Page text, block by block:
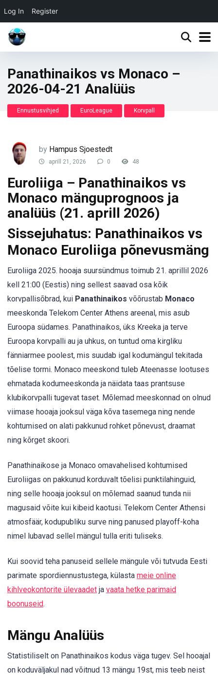
Log In Register
Panathinaikos vs Monaco –
2026-04-21 Analüüs
Ennustusvihjed EuroLeague Korvpall
by Hampus Sjoestedt
aprill 21, 2026 0 48
Euroliiga – Panathinaikos vs
Monaco mänguprognoos ja
analüüs (21. aprill 2026)
Sissejuhatus: Panathinaikos vs
Monaco Euroliiga põnevusmäng
Euroliiga 2025. hooaja suursündmus toimub 21. aprillil 2026
kell 21:00 (Eestis) ning sellest saavad osa kõik
korvpallisõbrad, kui Panathinaikos võõrustab Monaco
meeskonda Telekom Center Athens areenal, mis asub
Euroopa südames. Panathinaikos, üks Kreeka ja terve
Euroopa korvpalli au ja uhkus, on tuntud oma kirgliku
fänniarmee poolest, mis suudab igal kodumängul tekitada
tõelise tormi. Monaco meeskond tuleb Ateenasse lootuses
ehmatada kodumeeskonda ja näidata taas prantsuse
klubikorvpalli tugevat taset. Mõlemad meeskonnad on olnud
viimase hooaja jooksul väga kõva tasemega ning nende
kohtumised on alati pakkunud rohket põnevust, draamat
ning kõrget skoori.
Panathinaikose ja Monaco omavahelised kohtumised
Euroliigas on pakkunud korduvalt tõelisi punktilahinguid,
ning selle hooaja jooksul on mõlemad saanud tunda nii
magusaid võite kui kibeid kaotusi. Telekom Center Athensi
atmosfäär, kodupubliku surve ning panused playoff-koha
nimel lubavad sellel mängul tulla eriti tuliseks.
Kui soovid teha panuseid sellele mängule või tutvuda Eesti
parimate spordiennustustega, külasta meie online
kihlveokontorite ülevaadet ja vaata hetke parimaid
boonuseid.
Mängu Analüüs
Statistiliselt on Panathinaikos kodus väga tugev. Sel hooajal
on koduväljakul nad võitnud 13 mängu 19st, mis teeb neist